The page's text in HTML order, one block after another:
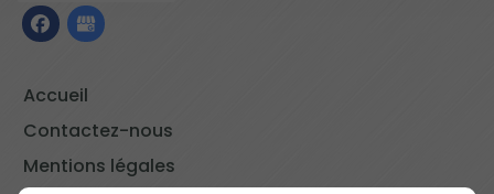
Accueil
Contactez-nous
Mentions légales